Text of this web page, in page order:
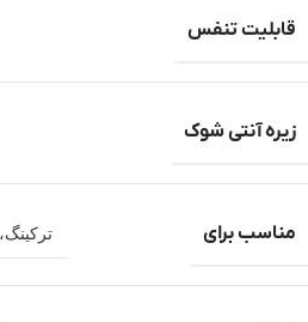
قابلیت تنفس
زیره آنتی شوک
مناسب برای